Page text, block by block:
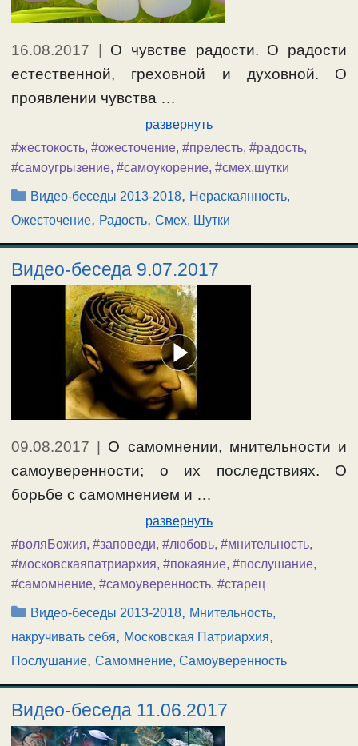
16.08.2017 | О чувстве радости. О радости
естественной, греховной и духовной. О
проявлении чувства …
развернуть
#жестокость, #ожесточение, #прелесть, #радость,
#самоугрызение, #самоукорение, #смех,шутки
Рубрики
Видео-беседы 2013-2018, Нераскаянность,
Ожесточение, Радость, Смех, Шутки
Видео-беседа 9.07.2017
09.08.2017 | О самомнении, мнительности и
самоуверенности; о их последствиях. О
борьбе с самомнением и …
развернуть
#воляБожия, #заповеди, #любовь, #мнительность,
#московскаяпатриархия, #покаяние, #послушание,
#самомнение, #самоуверенность, #старец
Рубрики
Видео-беседы 2013-2018, Мнительность,
накручивать себя, Московская Патриархия,
Послушание, Самомнение, Самоуверенность
Видео-беседа 11.06.2017